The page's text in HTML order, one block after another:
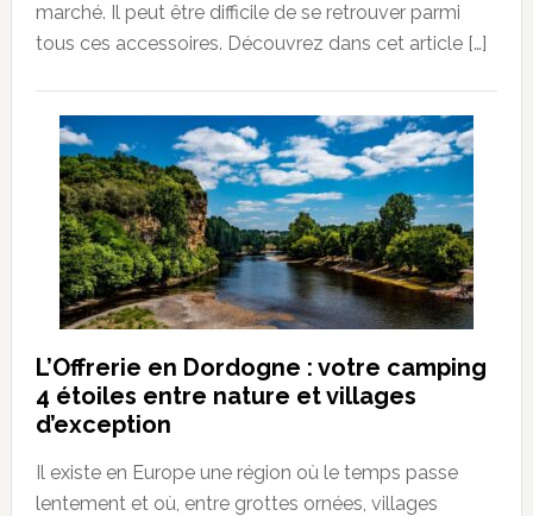
marché. Il peut être difficile de se retrouver parmi
tous ces accessoires. Découvrez dans cet article […]
L’Offrerie en Dordogne : votre camping
4 étoiles entre nature et villages
d’exception
Il existe en Europe une région où le temps passe
lentement et où, entre grottes ornées, villages